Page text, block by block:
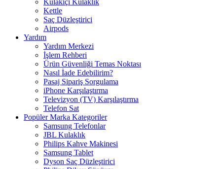
Kettle
Saç Düzleştirici
Airpods
Yardım
Yardım Merkezi
İşlem Rehberi
Ürün Güvenliği Temas Noktası
Nasıl İade Edebilirim?
Pasaj Sipariş Sorgulama
iPhone Karşılaştırma
Televizyon (TV) Karşılaştırma
Telefon Sat
Popüler Marka Kategoriler
Samsung Telefonlar
JBL Kulaklık
Philips Kahve Makinesi
Samsung Tablet
Dyson Saç Düzleştirici